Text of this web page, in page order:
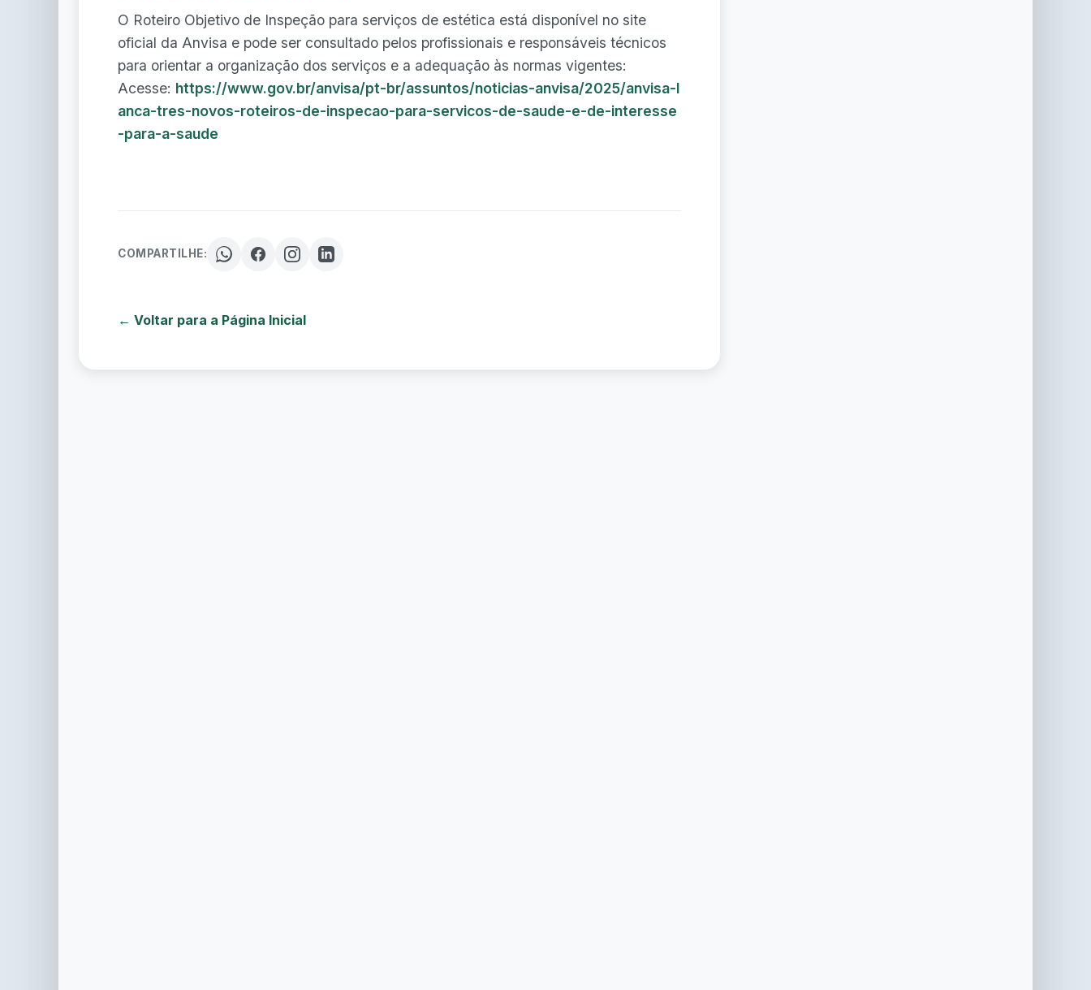
O Roteiro Objetivo de Inspeção para serviços de estética está disponível no site
oficial da Anvisa e pode ser consultado pelos profissionais e responsáveis técnicos
para orientar a organização dos serviços e a adequação às normas vigentes:
Acesse: https://www.gov.br/anvisa/pt-br/assuntos/noticias-anvisa/2025/anvisa-l
anca-tres-novos-roteiros-de-inspecao-para-servicos-de-saude-e-de-interesse
-para-a-saude
COMPARTILHE:
← Voltar para a Página Inicial